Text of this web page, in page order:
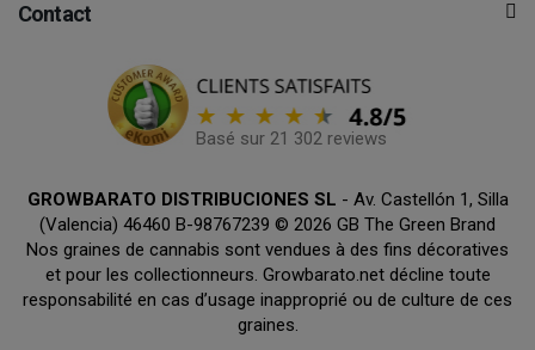
Contact
Basé sur 21 302 reviews
GROWBARATO DISTRIBUCIONES SL - Av. Castellón 1, Silla
(Valencia) 46460 B-98767239 © 2026 GB The Green Brand
Nos graines de cannabis sont vendues à des fins décoratives
et pour les collectionneurs. Growbarato.net décline toute
responsabilité en cas d’usage inapproprié ou de culture de ces
graines.